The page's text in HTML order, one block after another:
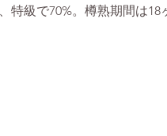
特級で70%。樽熟期間は18